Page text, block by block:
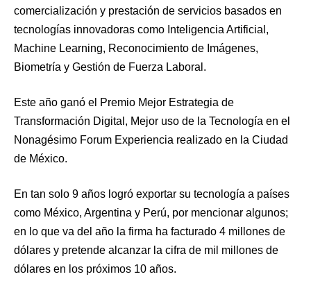
comercialización y prestación de servicios basados en
tecnologías innovadoras como Inteligencia Artificial,
Machine Learning, Reconocimiento de Imágenes,
Biometría y Gestión de Fuerza Laboral.
Este año ganó el Premio Mejor Estrategia de
Transformación Digital, Mejor uso de la Tecnología en el
Nonagésimo Forum Experiencia realizado en la Ciudad
de México.
En tan solo 9 años logró exportar su tecnología a países
como México, Argentina y Perú, por mencionar algunos;
en lo que va del año la firma ha facturado 4 millones de
dólares y pretende alcanzar la cifra de mil millones de
dólares en los próximos 10 años.